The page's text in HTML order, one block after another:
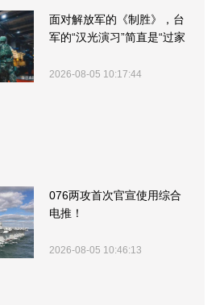
面对解放军的《制胜》，台
军的“汉光演习”简直是“过家
2026-08-05 10:17:44
076两攻首次官宣使用综合
电推！
2026-08-05 10:46:13